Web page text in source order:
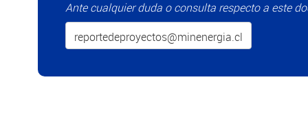
Ante cualquier duda o consulta respecto a este
reportedeproyectos@minenergia.cl